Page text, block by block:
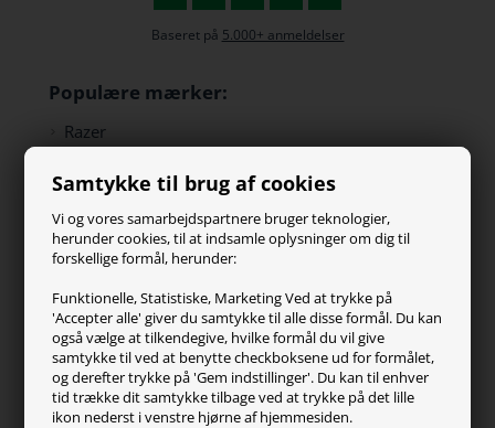
Samtykke til brug af cookies
Vi og vores samarbejdspartnere bruger teknologier,
herunder cookies, til at indsamle oplysninger om dig til
forskellige formål, herunder:
Funktionelle, Statistiske, Marketing Ved at trykke på
'Accepter alle' giver du samtykke til alle disse formål. Du kan
også vælge at tilkendegive, hvilke formål du vil give
samtykke til ved at benytte checkboksene ud for formålet,
og derefter trykke på 'Gem indstillinger'. Du kan til enhver
tid trække dit samtykke tilbage ved at trykke på det lille
ikon nederst i venstre hjørne af hjemmesiden.
Baseret på 5.000+ anmeldelser
Populære mærker:
Razer
SteelSeries
ZOWIE
Turtle Beach
Kundeservice
Kontakt os
FAQ
Handelsvilkår
Reklamation